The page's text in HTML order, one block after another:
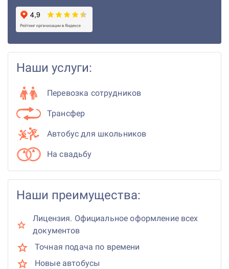
Наши услуги:
Перевозка сотрудников
Трансфер
Автобус для школьников
На свадьбу
Наши преимущества:
Лицензия. Официальное оформление всех
документов
Точная подача по времени
Новые автобусы